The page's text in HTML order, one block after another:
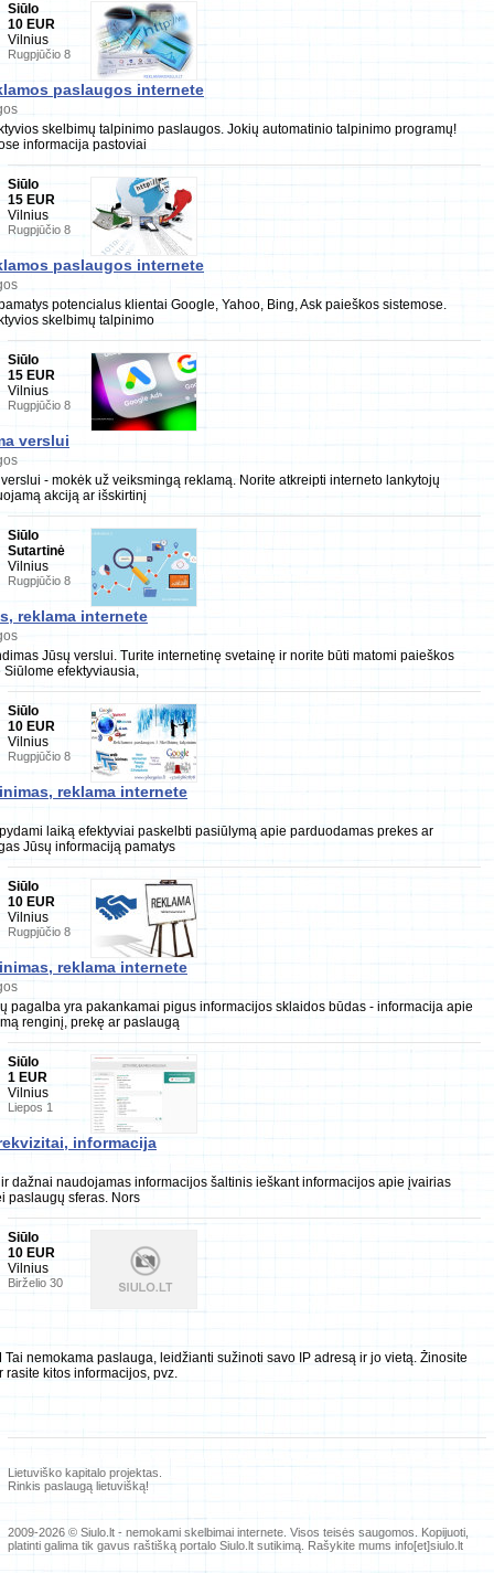
Siūlo
10 EUR
Vilnius
Rugpjūčio 8
paslaugos internete
skelbimų talpinimo paslaugos. Jokių automatinio talpinimo programų!
informacija pastoviai
Siūlo
15 EUR
Vilnius
Rugpjūčio 8
paslaugos internete
potencialus klientai Google, Yahoo, Bing, Ask paieškos sistemose.
skelbimų talpinimo
Siūlo
15 EUR
Vilnius
Rugpjūčio 8
verslui
- mokėk už veiksmingą reklamą. Norite atkreipti interneto lankytojų
akciją ar išskirtinį
Siūlo
Sutartinė
Vilnius
Rugpjūčio 8
reklama internete
Jūsų verslui. Turite internetinę svetainę ir norite būti matomi paieškos
efektyviausia,
Siūlo
10 EUR
Vilnius
Rugpjūčio 8
reklama internete
laiką efektyviai paskelbti pasiūlymą apie parduodamas prekes ar
Jūsų informaciją pamatys
Siūlo
10 EUR
Vilnius
Rugpjūčio 8
reklama internete
pagalba yra pakankamai pigus informacijos sklaidos būdas - informacija apie
renginį, prekę ar paslaugą
Siūlo
1 EUR
Vilnius
Liepos 1
informacija
dažnai naudojamas informacijos šaltinis ieškant informacijos apie įvairias
paslaugų sferas. Nors
Siūlo
10 EUR
Vilnius
Birželio 30
Tai nemokama paslauga, leidžianti sužinoti savo IP adresą ir jo vietą. Žinosite
rasite kitos informacijos, pvz.
Lietuviško kapitalo projektas.
Rinkis paslaugą lietuvišką!
2009-2026 © Siulo.lt - nemokami skelbimai internete. Visos teisės saugomos. Kopijuoti,
platinti galima tik gavus raštišką portalo Siulo.lt sutikimą. Rašykite mums info[et]siulo.lt